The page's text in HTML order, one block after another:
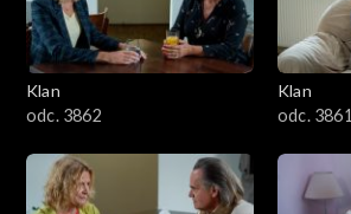
Klan
odc. 3862
Klan
odc. 3861